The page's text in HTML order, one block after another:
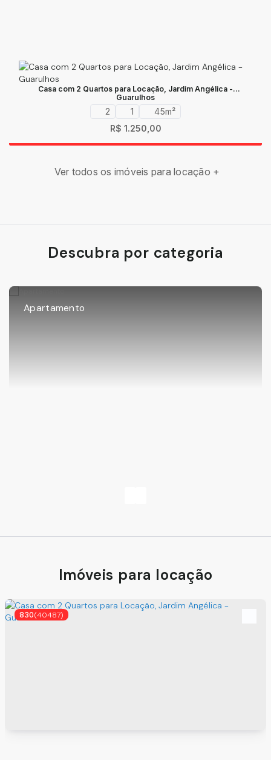
Casa com 2 Quartos para Locação, Jardim Angélica -
Guarulhos
2 1 45m²
R$ 1.250,00
Ver todos os imóveis para locação +
Descubra por categoria
Apartamento
Imóveis para locação
830(40487)